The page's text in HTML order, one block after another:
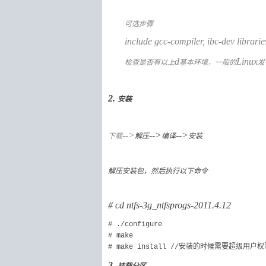
可选步骤
include gcc-compiler, ibc-dev
检查是否有以上d基本环境，一般的Linux
2. 安装
下载-->解压-->编译-->安装
解压安装包，然后执行以下命令
# cd ntfs-3g_ntfsprogs-2011.4.12
# ./configure
# make
# make install //安装的时候需要超级用户权